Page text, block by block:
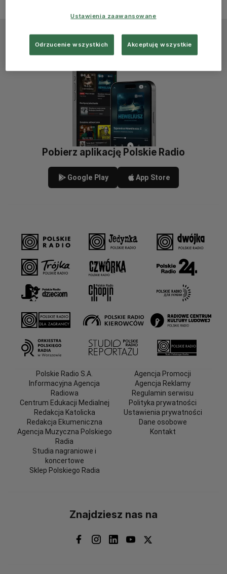
Pobierz aplikację Polskie Radio
Google Play App Store
Polskie Radio S.A.
Informacyjna Agencja
Radiowa
Centrum Edukacji Medialnej
Redakcja Katolicka
Redakcja Ekumeniczna
Agencja Muzyczna Polskiego
Radia
Studia nagraniowe i
koncertowe
Sklep Polskiego Radia
Agencja Promocji
Agencja Reklamy
Regulamin serwisu
Polityka prywatności
Ustawienia prywatności
Dane osobowe
Kontakt
Znajdziesz nas na
Ustawienia zaawansowane
Odrzucenie wszystkich Akceptuję wszystkie